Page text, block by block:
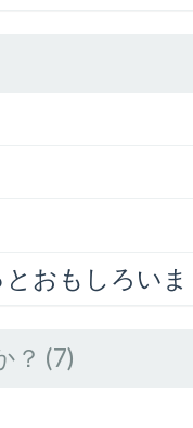
おもしろい
？ (7)